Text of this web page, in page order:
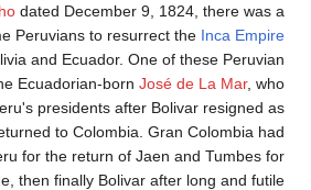
of Ayacuchodated December 9, 1824,
by some Peruvians to resurrect theInca
include Bolivia and Ecuador. One of these
was the Ecuadorian-born José de La
one of Peru's presidents after Bolivar
and returned to Colombia. Gran
Peru for the return of Jaen and
a decade, then finally Bolivar after long